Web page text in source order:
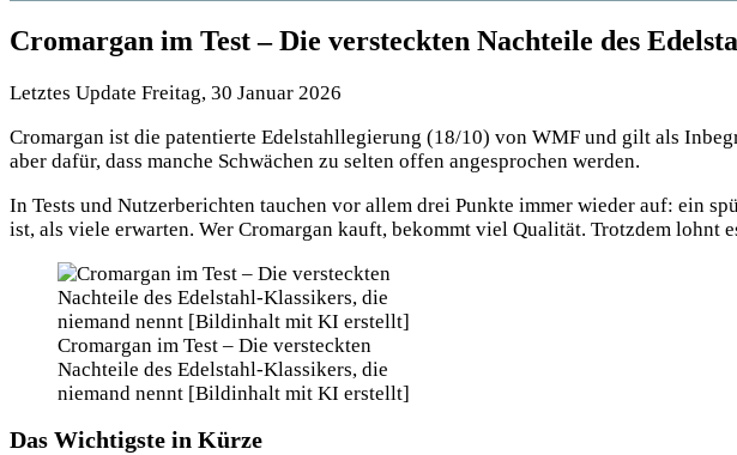
Cromargan im Test – Die versteckten Nachteile des
Letztes Update Freitag, 30 Januar 2026
Cromargan ist die patentierte Edelstahllegierung (18/10) von WMF und gilt als
aber dafür, dass manche Schwächen zu selten offen angesprochen werden.
In Tests und Nutzerberichten tauchen vor allem drei Punkte immer wieder auf: ein
ist, als viele erwarten. Wer Cromargan kauft, bekommt viel Qualität. Trotzdem lohnt
Cromargan im Test – Die versteckten
Nachteile des Edelstahl-Klassikers, die
niemand nennt [Bildinhalt mit KI erstellt]
Das Wichtigste in Kürze